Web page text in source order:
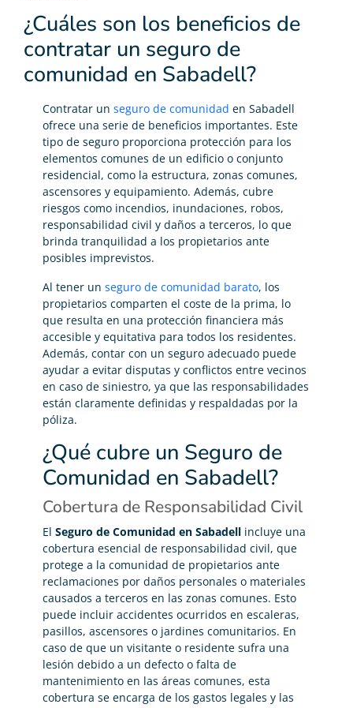
¿Cuáles son los beneficios de
contratar un seguro de
comunidad en Sabadell?
Contratar un seguro de comunidad en Sabadell
ofrece una serie de beneficios importantes. Este
tipo de seguro proporciona protección para los
elementos comunes de un edificio o conjunto
residencial, como la estructura, zonas comunes,
ascensores y equipamiento. Además, cubre
riesgos como incendios, inundaciones, robos,
responsabilidad civil y daños a terceros, lo que
brinda tranquilidad a los propietarios ante
posibles imprevistos.
Al tener un seguro de comunidad barato, los
propietarios comparten el coste de la prima, lo
que resulta en una protección financiera más
accesible y equitativa para todos los residentes.
Además, contar con un seguro adecuado puede
ayudar a evitar disputas y conflictos entre vecinos
en caso de siniestro, ya que las responsabilidades
están claramente definidas y respaldadas por la
póliza.
¿Qué cubre un Seguro de
Comunidad en Sabadell?
Cobertura de Responsabilidad Civil
El Seguro de Comunidad en Sabadell incluye una
cobertura esencial de responsabilidad civil, que
protege a la comunidad de propietarios ante
reclamaciones por daños personales o materiales
causados a terceros en las zonas comunes. Esto
puede incluir accidentes ocurridos en escaleras,
pasillos, ascensores o jardines comunitarios. En
caso de que un visitante o residente sufra una
lesión debido a un defecto o falta de
mantenimiento en las áreas comunes, esta
cobertura se encarga de los gastos legales y las